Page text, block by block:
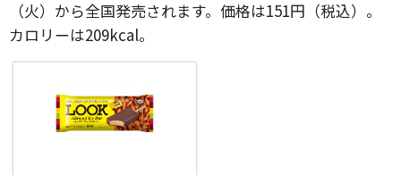
（火）から全国発売されます。価格は151円（税込）。
カロリーは209kcal。